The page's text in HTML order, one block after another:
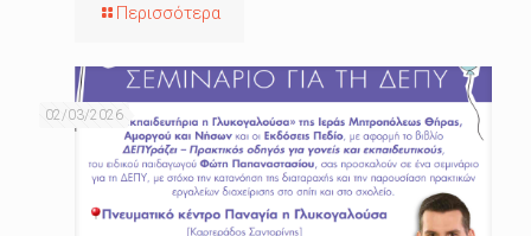
Περισσότερα
02/03/2026